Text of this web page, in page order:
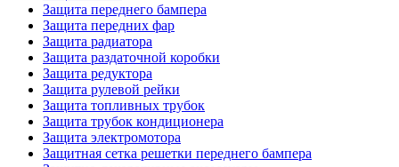
Защита переднего бампера
Защита передних фар
Защита радиатора
Защита раздаточной коробки
Защита редуктора
Защита рулевой рейки
Защита топливных трубок
Защита трубок кондиционера
Защита электромотора
Защитная сетка решетки переднего бампера